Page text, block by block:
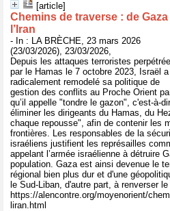
[article]
Chemins de traverse : de Gaza
l’Iran
- In : LA BRÈCHE, 23 mars 2026
(23/03/2026), 23/03/2026,
Depuis les attaques terroristes
par le Hamas le 7 octobre 2023, Israël a
radicalement remodelé sa politique de
gestion des conflits au Proche Orient
qu’il appelle "tondre le gazon", c'est-à-
éliminer les dirigeants du Hamas, du
chaque repousse", afin de contenir les
frontières. Les responsables de la
israéliens justifient les représailles
appelant l’armée israélienne à détruire
population. Gaza est ainsi devenue le
régional bien plus dur et d'une
le Sud-Liban, d'autre part, à renverser
https://alencontre.org/moyenorient/
liran.html